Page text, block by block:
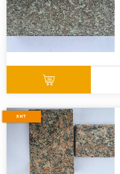
ХИТ